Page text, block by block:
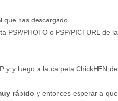
que has descargado.
PSP/PHOTO o PSP/PICTURE de la
y y luego a la carpeta ChickHEN de
rápido y entonces esperar a que